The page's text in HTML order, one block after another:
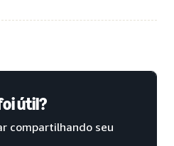
útil?
compartilhando seu